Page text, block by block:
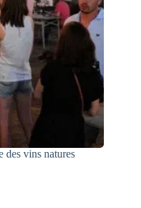
des vins natures